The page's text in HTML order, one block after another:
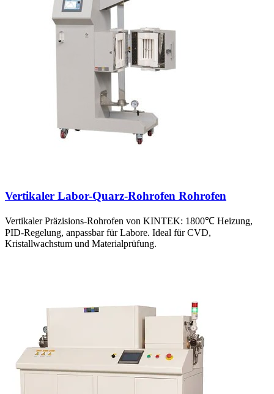
Vertikaler Labor-Quarz-Rohrofen Rohrofen
Vertikaler Präzisions-Rohrofen von KINTEK: 1800℃ Heizung,
PID-Regelung, anpassbar für Labore. Ideal für CVD,
Kristallwachstum und Materialprüfung.